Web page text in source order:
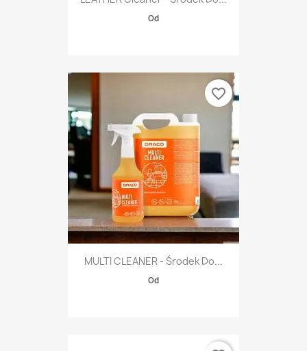
Od
MULTI CLEANER - Środek Do...
Od
favorite_border